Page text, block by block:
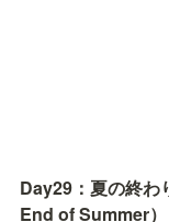
Day29：夏の終
End of Summer）